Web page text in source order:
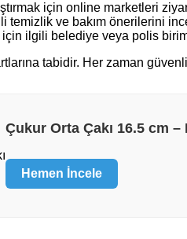
için online marketleri
temizlik ve bakım önerilerini
ilgili belediye veya polis
tabidir. Her zaman
Çukur Orta Çakı 16.5 cm –
Hemen İncele